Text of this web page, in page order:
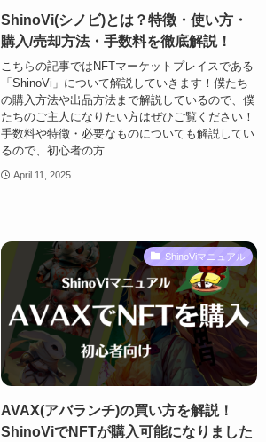
ShinoVi(シノビ)とは？特徴・使い方・
購入/売却方法・手数料を徹底解説！
こちらの記事ではNFTマーケットプレイスである
「ShinoVi」について解説していきます！僕たち
の購入方法や出品方法まで解説しているので、僕
たちのご主人になりたい方はぜひご覧ください！
手数料や特徴・必要なものについても解説してい
るので、初心者の方...
April 11, 2025
ShinoViマニュアル
AVAX(アバランチ)の買い方を解説！
ShinoViでNFTが購入可能になりました